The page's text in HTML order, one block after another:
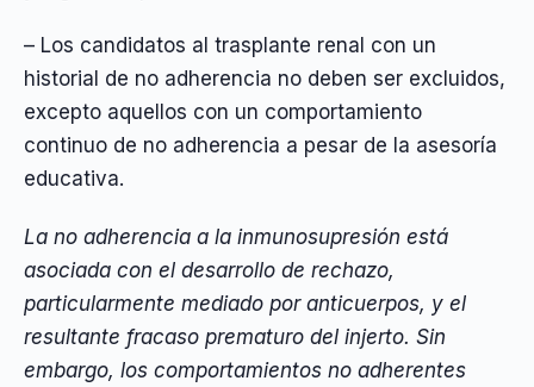
– Los candidatos al trasplante renal con un
historial de no adherencia no deben ser excluidos,
excepto aquellos con un comportamiento
continuo de no adherencia a pesar de la asesoría
educativa.
La no adherencia a la inmunosupresión está
asociada con el desarrollo de rechazo,
particularmente mediado por anticuerpos, y el
resultante fracaso prematuro del injerto. Sin
embargo, los comportamientos no adherentes